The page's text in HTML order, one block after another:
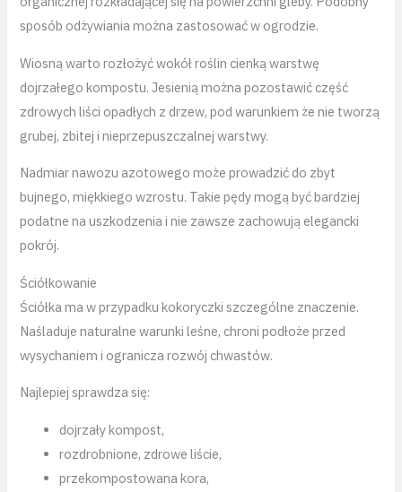
sposób odżywiania można zastosować w ogrodzie.
Wiosną warto rozłożyć wokół roślin cienką warstwę
dojrzałego kompostu. Jesienią można pozostawić część
zdrowych liści opadłych z drzew, pod warunkiem że nie tworzą
grubej, zbitej i nieprzepuszczalnej warstwy.
Nadmiar nawozu azotowego może prowadzić do zbyt
bujnego, miękkiego wzrostu. Takie pędy mogą być bardziej
podatne na uszkodzenia i nie zawsze zachowują elegancki
pokrój.
Ściółkowanie
Ściółka ma w przypadku kokoryczki szczególne znaczenie.
Naśladuje naturalne warunki leśne, chroni podłoże przed
wysychaniem i ogranicza rozwój chwastów.
Najlepiej sprawdza się:
dojrzały kompost,
rozdrobnione, zdrowe liście,
przekompostowana kora,